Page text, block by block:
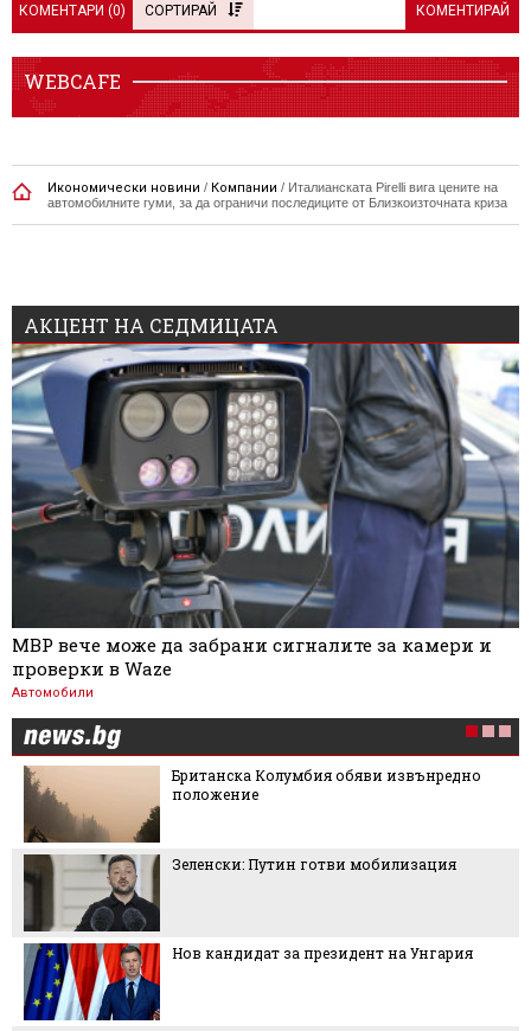
КОМЕНТАРИ (0) СОРТИРАЙ КОМЕНТИРАЙ
WEBCAFE
Икономически новини / Компании / Италианската Pirelli вига цените на
автомобилните гуми, за да ограничи последиците от Близкоизточната криза
АКЦЕНТ НА СЕДМИЦАТА
МВР вече може да забрани сигналите за камери и
проверки в Waze
Автомобили
Британска Колумбия обяви извънредно
положение
Зеленски: Путин готви мобилизация
Нов кандидат за президент на Унгария